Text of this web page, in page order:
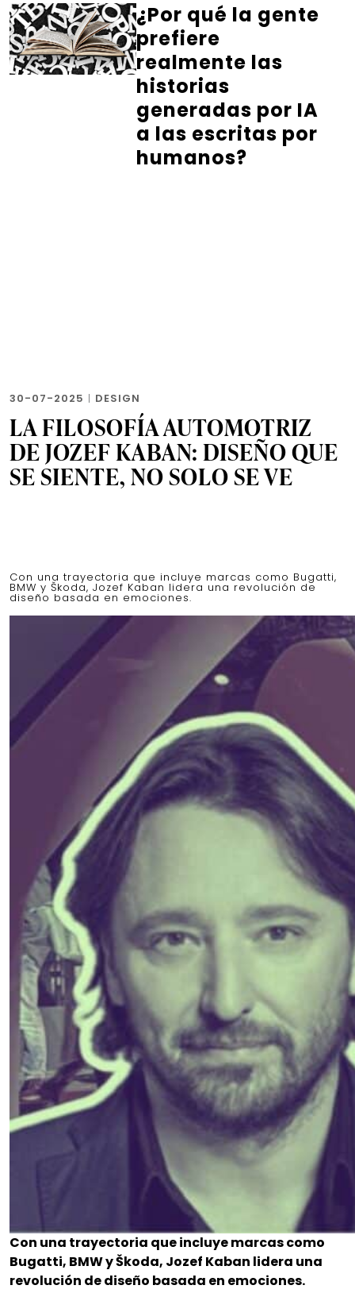
¿Por qué la gente
prefiere
realmente las
historias
generadas por IA
a las escritas por
humanos?
30-07-2025 | DESIGN
LA FILOSOFÍA AUTOMOTRIZ
DE JOZEF KABAN: DISEÑO QUE
SE SIENTE, NO SOLO SE VE
Con una trayectoria que incluye marcas como Bugatti,
BMW y Škoda, Jozef Kaban lidera una revolución de
diseño basada en emociones.
Con una trayectoria que incluye marcas como
Bugatti, BMW y Škoda, Jozef Kaban lidera una
revolución de diseño basada en emociones.